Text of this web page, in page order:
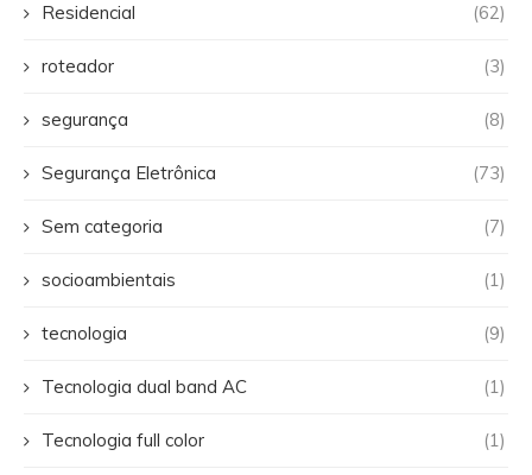
Residencial (62)
roteador (3)
segurança (8)
Segurança Eletrônica (73)
Sem categoria (7)
socioambientais (1)
tecnologia (9)
Tecnologia dual band AC (1)
Tecnologia full color (1)